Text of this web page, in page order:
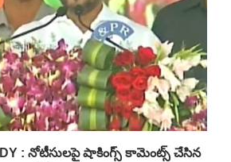
: నోటీసులపై షాకింగ్స్ కామెంట్స్ చేసిన